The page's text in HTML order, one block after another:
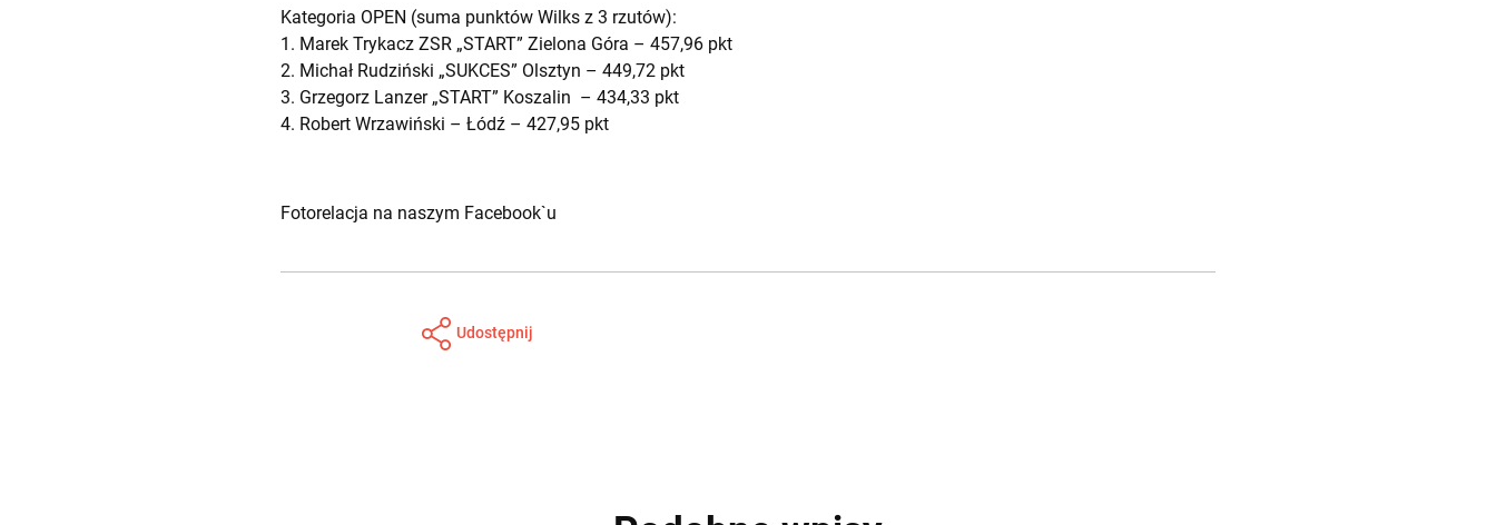
Kategoria OPEN (suma punktów Wilks z 3 rzutów):
1. Marek Trykacz ZSR „START” Zielona Góra – 457,96 pkt
2. Michał Rudziński „SUKCES” Olsztyn – 449,72 pkt
3. Grzegorz Lanzer „START” Koszalin – 434,33 pkt
4. Robert Wrzawiński – Łódź – 427,95 pkt
Fotorelacja na naszym Facebook`u
Udostępnij